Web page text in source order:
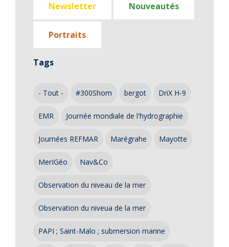
Newsletter Nouveautés
Portraits
Tags
- Tout - #300Shom bergot DriX H-9
EMR Journée mondiale de l'hydrographie
Journées REFMAR Marégrahe Mayotte
MerIGéo Nav&Co
Observation du niveau de la mer
Observation du niveua de la mer
PAPI ; Saint-Malo ; submersion marine